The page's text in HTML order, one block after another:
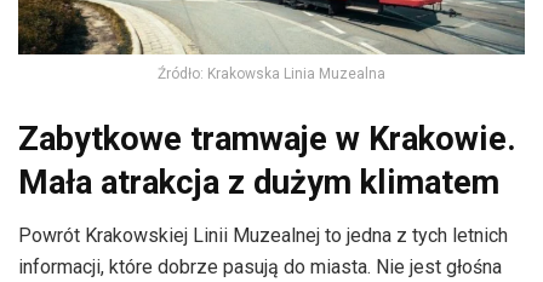
Źródło: Krakowska Linia Muzealna
Zabytkowe tramwaje w Krakowie.
Mała atrakcja z dużym klimatem
Powrót Krakowskiej Linii Muzealnej to jedna z tych letnich
informacji, które dobrze pasują do miasta. Nie jest głośna